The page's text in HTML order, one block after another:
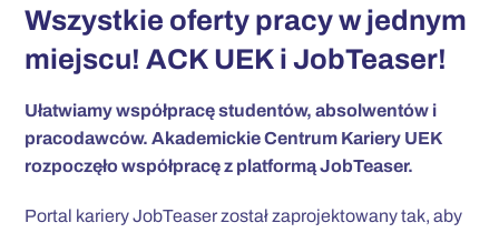
Wszystkie oferty pracy w jednym
miejscu! ACK UEK i JobTeaser!
Ułatwiamy współpracę studentów, absolwentów i
pracodawców. Akademickie Centrum Kariery UEK
rozpoczęło współpracę z platformą JobTeaser.
Portal kariery JobTeaser został zaprojektowany tak, aby